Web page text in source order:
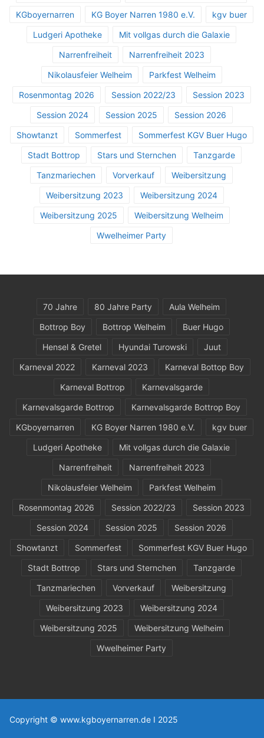
KGboyernarren
KG Boyer Narren 1980 e.V.
kgv buer
Ludgeri Apotheke
Mit vollgas durch die Galaxie
Narrenfreiheit
Narrenfreiheit 2023
Nikolausfeier Welheim
Parkfest Welheim
Rosenmontag 2026
Session 2022/23
Session 2023
Session 2024
Session 2025
Session 2026
Showtanzt
Sommerfest
Sommerfest KGV Buer Hugo
Stadt Bottrop
Stars und Sternchen
Tanzgarde
Tanzmariechen
Vorverkauf
Weibersitzung
Weibersitzung 2023
Weibersitzung 2024
Weibersitzung 2025
Weibersitzung Welheim
Wwelheimer Party
70 Jahre 80 Jahre Party
Aula Welheim
Bottrop Boy
Bottrop Welheim
Buer Hugo
Hensel & Gretel
Hyundai Turowski
Juut
Karneval 2022
Karneval 2023
Karneval Bottop Boy
Karneval Bottrop
Karnevalsgarde
Karnevalsgarde Bottrop
Karnevalsgarde Bottrop Boy
KGboyernarren
KG Boyer Narren 1980 e.V.
kgv buer
Ludgeri Apotheke
Mit vollgas durch die Galaxie
Narrenfreiheit
Narrenfreiheit 2023
Nikolausfeier Welheim
Parkfest Welheim
Rosenmontag 2026
Session 2022/23
Session 2023
Session 2024
Session 2025
Session 2026
Showtanzt
Sommerfest
Sommerfest KGV Buer Hugo
Stadt Bottrop
Stars und Sternchen
Tanzgarde
Tanzmariechen
Vorverkauf
Weibersitzung
Weibersitzung 2023
Weibersitzung 2024
Weibersitzung 2025
Weibersitzung Welheim
Wwelheimer Party
Copyright © www.kgboyernarren.de I 2025